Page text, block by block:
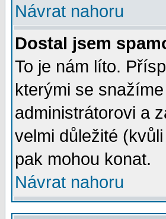
Návrat nahoru
Dostal jsem
To je nám líto.
kterými se
administrátorovi a
velmi důležité
pak mohou konat.
Návrat nahoru